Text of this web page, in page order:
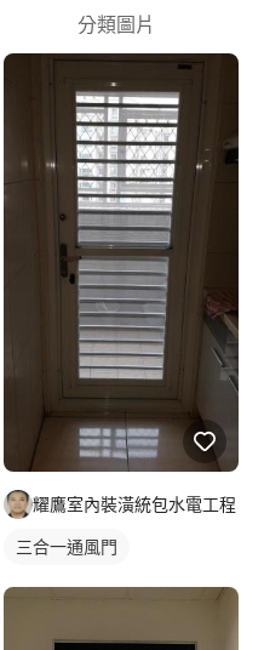
分類圖片
耀鷹室內裝潢統包水電工程
三合一通風門